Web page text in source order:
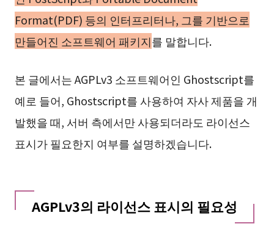
Format(PDF) 등의 인터프리터나, 그를 기반으로
만들어진 소프트웨어 패키지를 말합니다.
본 글에서는 AGPLv3 소프트웨어인 Ghostscript를
예로 들어, Ghostscript를 사용하여 자사 제품을 개
발했을 때, 서버 측에서만 사용되더라도 라이선스
표시가 필요한지 여부를 설명하겠습니다.
AGPLv3의 라이선스 표시의 필요성